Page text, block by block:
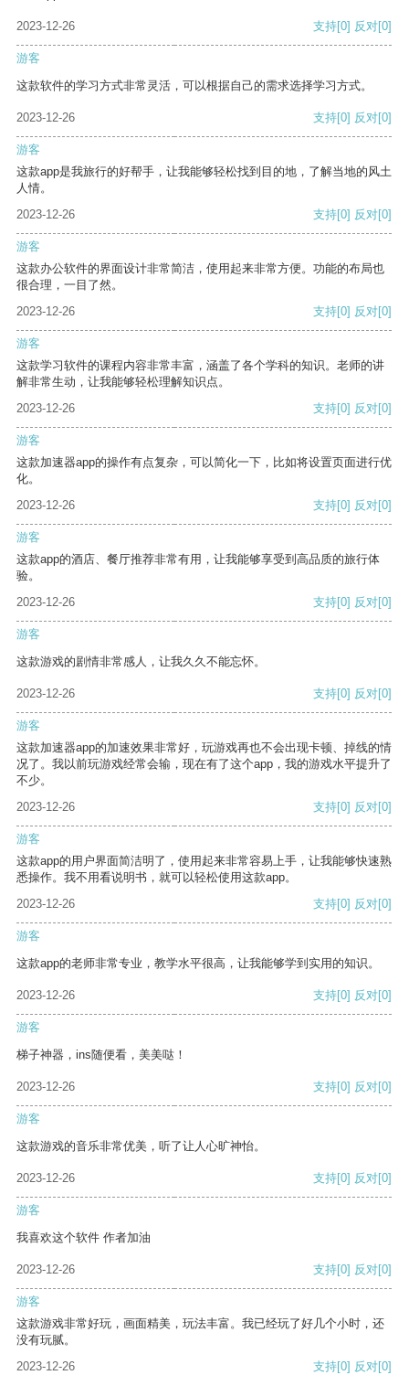
2023-12-26 支持[0] 反对[0]
游客
这款软件的学习方式非常灵活，可以根据自己的需求选择学习方式。
2023-12-26 支持[0] 反对[0]
游客
这款app是我旅行的好帮手，让我能够轻松找到目的地，了解当地的风土
人情。
2023-12-26
支持[0] 反对[0]
游客
这款办公软件的界面设计非常简洁，使用起来非常方便。功能的布局也
很合理，一目了然。
2023-12-26
支持[0] 反对[0]
游客
这款学习软件的课程内容非常丰富，涵盖了各个学科的知识。老师的讲
解非常生动，让我能够轻松理解知识点。
2023-12-26
支持[0] 反对[0]
游客
这款加速器app的操作有点复杂，可以简化一下，比如将设置页面进行优
化。
2023-12-26
支持[0] 反对[0]
游客
这款app的酒店、餐厅推荐非常有用，让我能够享受到高品质的旅行体
验。
2023-12-26
支持[0] 反对[0]
游客
这款游戏的剧情非常感人，让我久久不能忘怀。
2023-12-26 支持[0] 反对[0]
游客
这款加速器app的加速效果非常好，玩游戏再也不会出现卡顿、掉线的情
况了。我以前玩游戏经常会输，现在有了这个app，我的游戏水平提升了
不少。
2023-12-26
支持[0] 反对[0]
游客
这款app的用户界面简洁明了，使用起来非常容易上手，让我能够快速熟
悉操作。我不用看说明书，就可以轻松使用这款app。
2023-12-26
支持[0] 反对[0]
游客
这款app的老师非常专业，教学水平很高，让我能够学到实用的知识。
2023-12-26 支持[0] 反对[0]
游客
梯子神器，ins随便看，美美哒！
2023-12-26 支持[0] 反对[0]
游客
这款游戏的音乐非常优美，听了让人心旷神怡。
2023-12-26 支持[0] 反对[0]
游客
我喜欢这个软件 作者加油
2023-12-26 支持[0] 反对[0]
游客
这款游戏非常好玩，画面精美，玩法丰富。我已经玩了好几个小时，还
没有玩腻。
2023-12-26
支持[0] 反对[0]